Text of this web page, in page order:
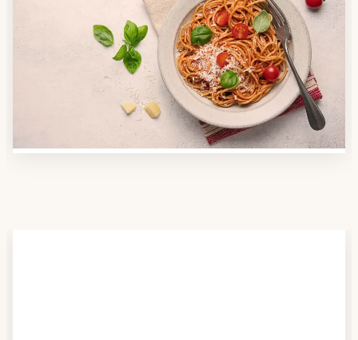
Anbieter finden
Nutzen Sie unsere große Mahlzeiten-Dienst-Suche,
um herauszufinden, welche Anbieter es in Ihrer
Region gibt und welcher am besten zu Ihnen passt.
Verschaffen Sie sich auch einen Überblick über die
Essen auf Rädern-Kosten.